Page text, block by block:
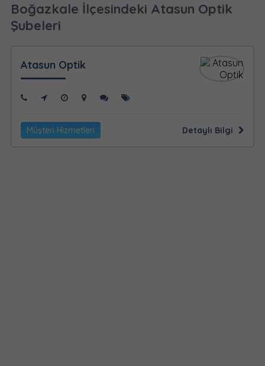
Boğazkale İlçesindeki Atasun Optik
Şubeleri
Atasun Optik
Müşteri Hizmetleri Detaylı Bilgi